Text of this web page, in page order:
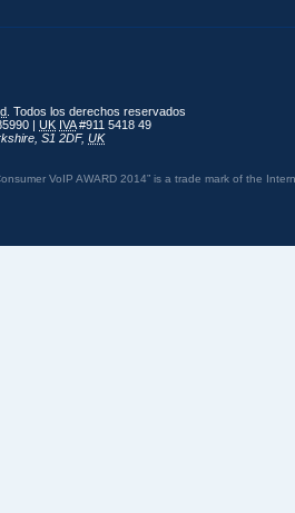
. Todos los derechos reservados
| UK IVA#911 5418 49
S1 2DF, UK
VoIP AWARD 2014” is a trade mark of the